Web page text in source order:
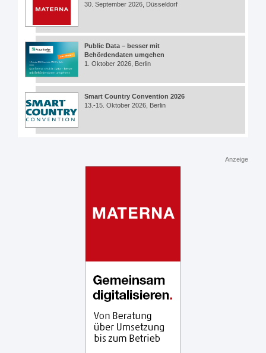
30. September 2026, Düsseldorf
Public Data – besser mit
Behördendaten umgehen
1. Oktober 2026, Berlin
Smart Country Convention 2026
13.-15. Oktober 2026, Berlin
Anzeige